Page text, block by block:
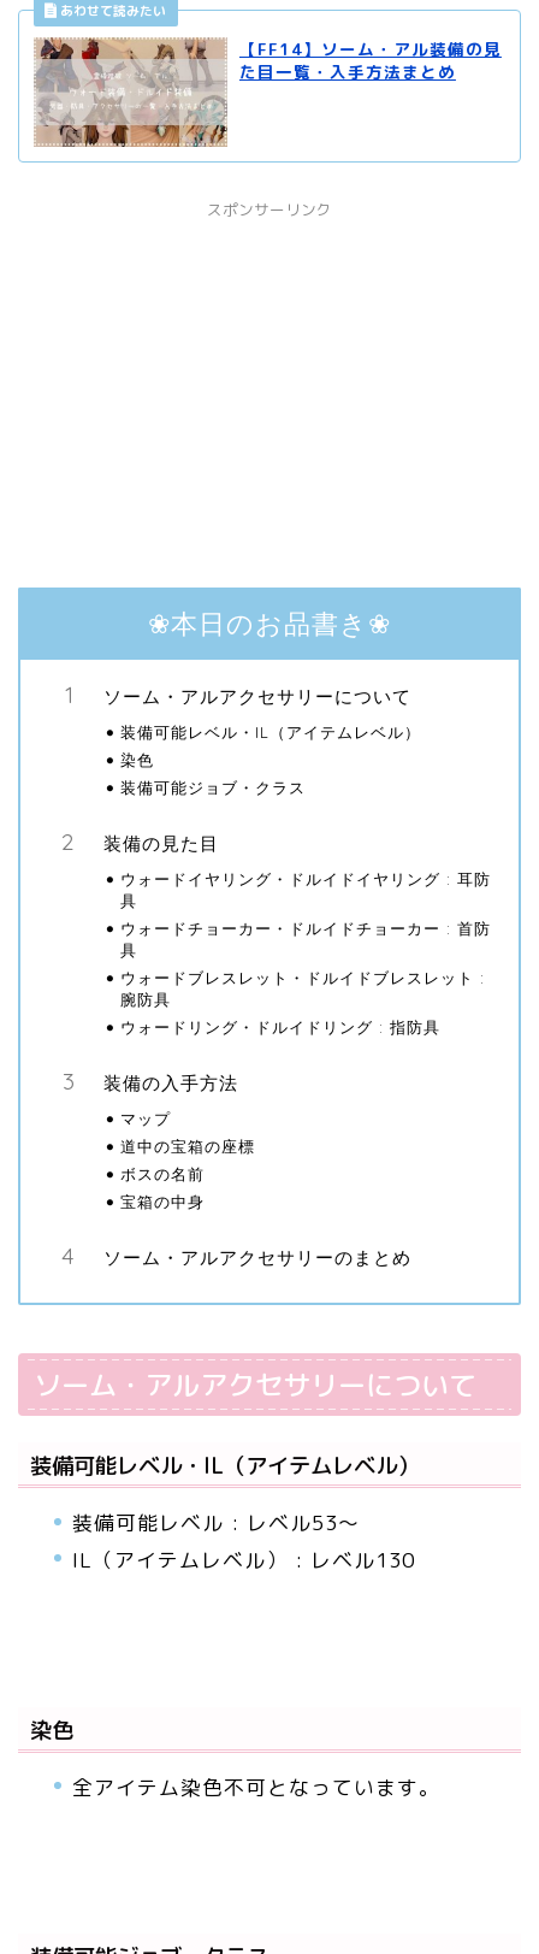
【FF14】ソーム・アル装備の見
た目一覧・入手方法まとめ
スポンサーリンク
❀本日のお品書き❀
ソーム・アルアクセサリーについて
装備可能レベル・IL（アイテムレベル）
染色
装備可能ジョブ・クラス
装備の見た目
ウォードイヤリング・ドルイドイヤリング : 耳防
具
ウォードチョーカー・ドルイドチョーカー : 首防
具
ウォードブレスレット・ドルイドブレスレット :
腕防具
ウォードリング・ドルイドリング : 指防具
装備の入手方法
マップ
道中の宝箱の座標
ボスの名前
宝箱の中身
ソーム・アルアクセサリーのまとめ
ソーム・アルアクセサリーについて
装備可能レベル・IL（アイテムレベル）
装備可能レベル : レベル53～
IL（アイテムレベル） : レベル130
染色
全アイテム染色不可となっています。